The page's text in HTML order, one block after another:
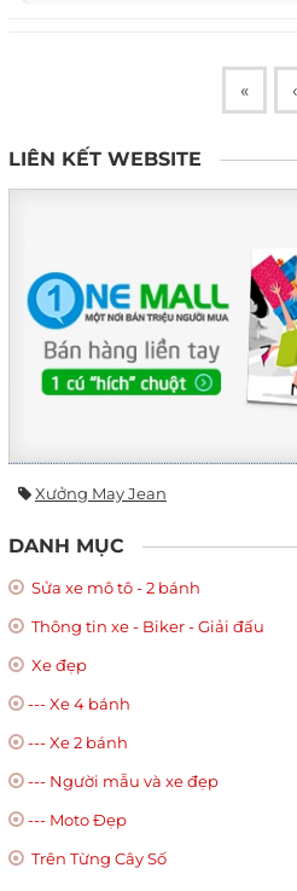
« ‹
LIÊN KẾT WEBSITE
Xưởng May Jean
DANH MỤC
Sửa xe mô tô - 2 bánh
Thông tin xe - Biker - Giải đấu
Xe đẹp
--- Xe 4 bánh
--- Xe 2 bánh
--- Người mẫu và xe đẹp
--- Moto Đẹp
Trên Từng Cây Số